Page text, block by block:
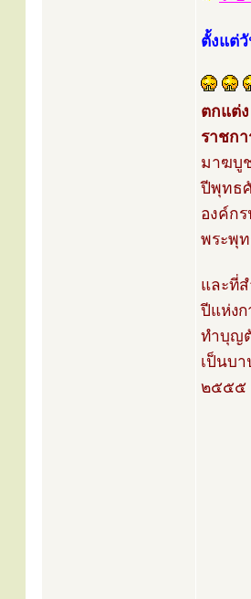
ตั้งแต่
ตกแต่
ราชก
มาฆบู
ปีพุทธ
องค์ก
พระพุ
และที่
ปีแห่งก
ทำบุญ
เป็นบ
๒๕๕๕